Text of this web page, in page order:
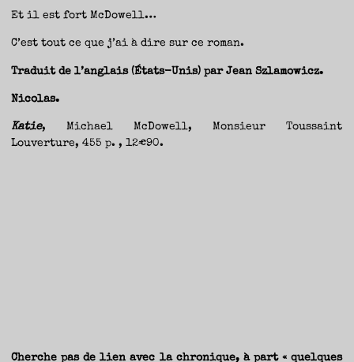
Et il est fort McDowell…
C’est tout ce que j’ai à dire sur ce roman.
Traduit de l’anglais (États-Unis) par Jean Szlamowicz.
Nicolas.
Katie, Michael McDowell, Monsieur Toussaint
Louverture, 455 p. , 12€90.
Cherche pas de lien avec la chronique, à part « quelques